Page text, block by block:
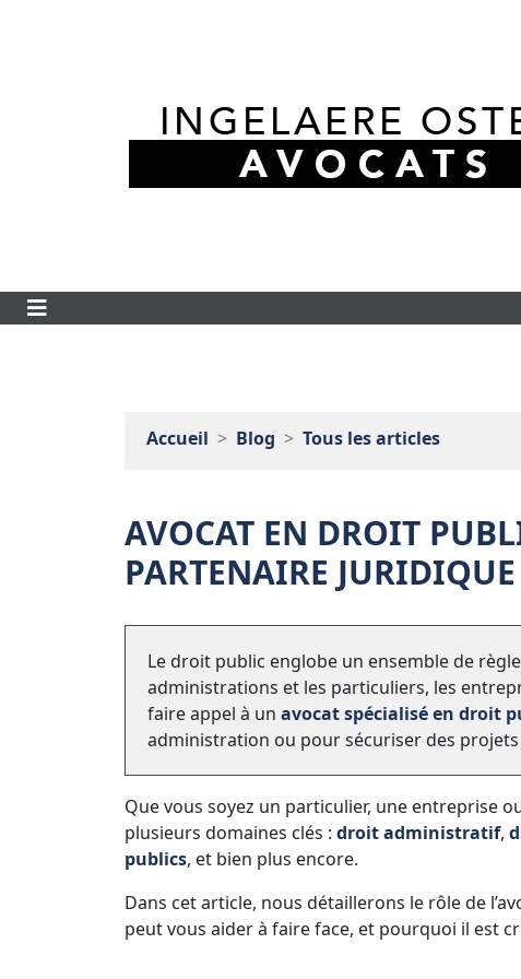
Accueil Blog Tous les articles
AVOCAT EN DROIT
PARTENAIRE
Le droit public englobe un ensemble de
administrations et les particuliers, les
faire appel à un avocat spécialisé en droit
administration ou pour sécuriser des
Que vous soyez un particulier, une entreprise
plusieurs domaines clés : droit administratif,
publics, et bien plus encore.
Dans cet article, nous détaillerons le rôle de
peut vous aider à faire face, et pourquoi il est